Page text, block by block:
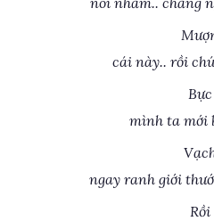
cái này.. rồi
Bực
mình ta mới
ngay ranh giới
Rồi